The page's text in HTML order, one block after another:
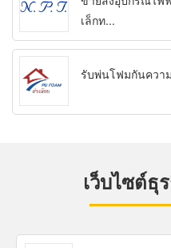
เล็กท...
รับพ่นโฟมกันควา
เว็บไซต์ธุ